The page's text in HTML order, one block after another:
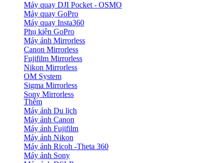
Máy quay DJI Pocket - OSMO
Máy quay GoPro
Máy quay Insta360
Phụ kiện GoPro
Máy ảnh Mirrorless
Canon Mirrorless
Fujifilm Mirrorless
Nikon Mirrorless
OM System
Sigma Mirrorless
Sony Mirrorless
Thêm
Máy ảnh Du lịch
Máy ảnh Canon
Máy ảnh Fujifilm
Máy ảnh Nikon
Máy ảnh Ricoh -Theta 360
Máy ảnh Sony